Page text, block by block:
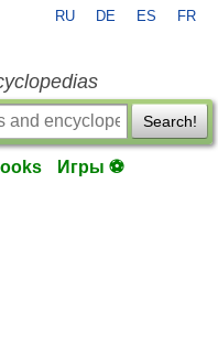
RU DE ES FR
Search!
Игры ⚽